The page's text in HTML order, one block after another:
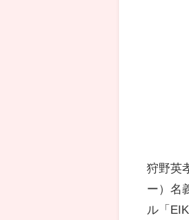
狩野英
ー）名
ル「